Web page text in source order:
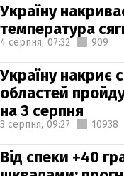
Україну
температура
4 серпня, 07:32 909
Україну накриє
областей
на 3 серпня
3 серпня, 09:27 10938
Від спеки +40